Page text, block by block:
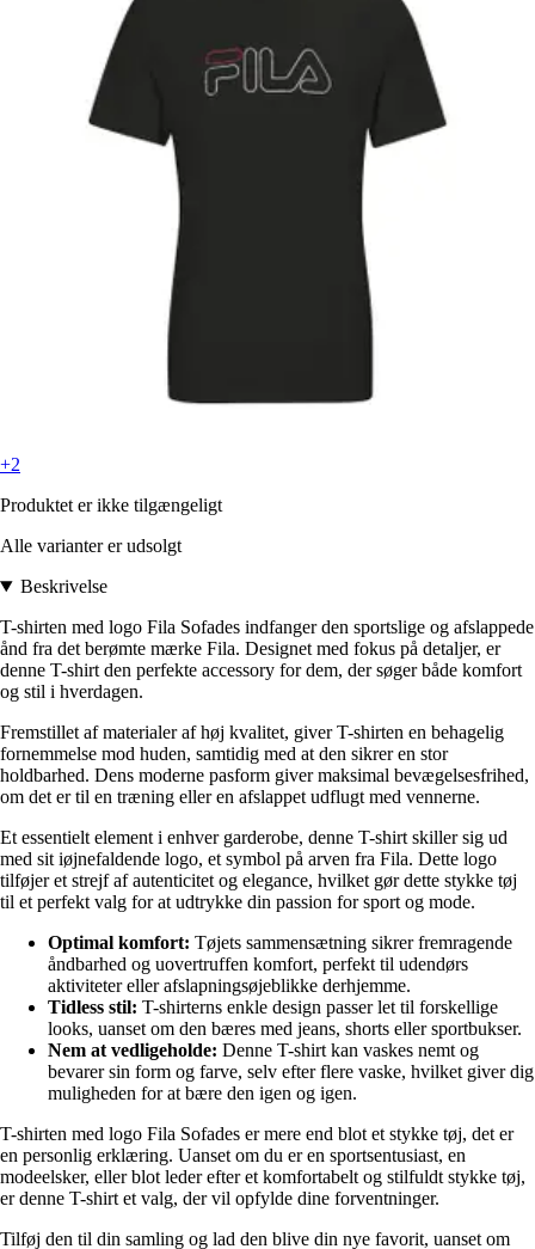
+2
Produktet er ikke tilgængeligt
Alle varianter er udsolgt
Beskrivelse
T-shirten med logo Fila Sofades indfanger den sportslige og afslappede
ånd fra det berømte mærke Fila. Designet med fokus på detaljer, er
denne T-shirt den perfekte accessory for dem, der søger både komfort
og stil i hverdagen.
Fremstillet af materialer af høj kvalitet, giver T-shirten en behagelig
fornemmelse mod huden, samtidig med at den sikrer en stor
holdbarhed. Dens moderne pasform giver maksimal bevægelsesfrihed,
om det er til en træning eller en afslappet udflugt med vennerne.
Et essentielt element i enhver garderobe, denne T-shirt skiller sig ud
med sit iøjnefaldende logo, et symbol på arven fra Fila. Dette logo
tilføjer et strejf af autenticitet og elegance, hvilket gør dette stykke tøj
til et perfekt valg for at udtrykke din passion for sport og mode.
Optimal komfort: Tøjets sammensætning sikrer fremragende
åndbarhed og uovertruffen komfort, perfekt til udendørs
aktiviteter eller afslapningsøjeblikke derhjemme.
Tidless stil: T-shirterns enkle design passer let til forskellige
looks, uanset om den bæres med jeans, shorts eller sportbukser.
Nem at vedligeholde: Denne T-shirt kan vaskes nemt og
bevarer sin form og farve, selv efter flere vaske, hvilket giver dig
muligheden for at bære den igen og igen.
T-shirten med logo Fila Sofades er mere end blot et stykke tøj, det er
en personlig erklæring. Uanset om du er en sportsentusiast, en
modeelsker, eller blot leder efter et komfortabelt og stilfuldt stykke tøj,
er denne T-shirt et valg, der vil opfylde dine forventninger.
Tilføj den til din samling og lad den blive din nye favorit, uanset om